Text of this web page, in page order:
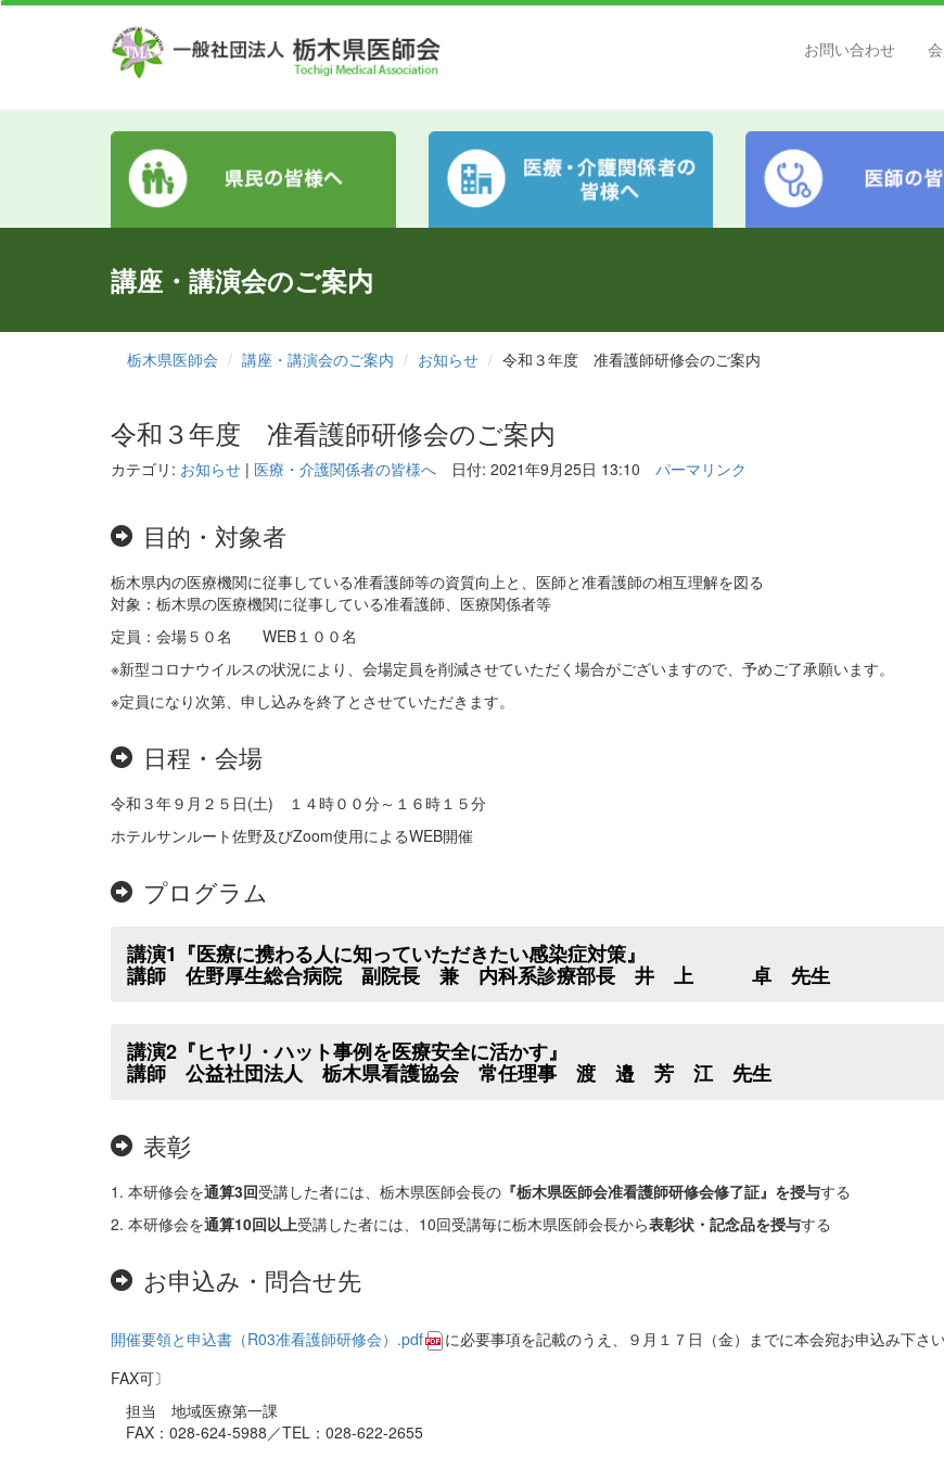
お問い合わせ
講座・講演会のご案内
栃木県医師会 講座・講演会のご案内 お知らせ 令和３年度 准看護師研修会のご案内
令和３年度 准看護師研修会のご案内
カテゴリ: お知らせ | 医療・介護関係者の皆様へ 日付: 2021年9月25日 13:10 パーマリンク
目的・対象者
栃木県内の医療機関に従事している准看護師等の資質向上と、医師と准看護師の相互理解を図る
対象：栃木県の医療機関に従事している准看護師、医療関係者等
定員：会場５０名 WEB１００名
※新型コロナウイルスの状況により、会場定員を削減させていただく場合がございますので、予めご了承願います。
※定員になり次第、申し込みを終了とさせていただきます。
日程・会場
令和３年９月２５日(土) １４時００分～１６時１５分
ホテルサンルート佐野及びZoom使用によるWEB開催
プログラム
講演1『医療に携わる人に知っていただきたい感染症対策』
講師 佐野厚生総合病院 副院長 兼 内科系診療部長 井 上 卓 先生
講演2『ヒヤリ・ハット事例を医療安全に活かす』
講師 公益社団法人 栃木県看護協会 常任理事 渡 邉 芳 江 先生
表彰
1. 本研修会を通算3回受講した者には、栃木県医師会長の 『栃木県医師会准看護師研修会修了証』を授与する
2. 本研修会を通算10回以上受講した者には、10回受講毎に栃木県医師会長から表彰状・ 記念品を授与する
お申込み・問合せ先
開催要領と申込書（R03准看護師研修会）.pdf
に必要事項を記載のうえ、９月１７日（金）までに本会宛お申込み下さ
FAX可〕
担当 地域医療第一課
FAX：028-624-5988／TEL：028-622-2655